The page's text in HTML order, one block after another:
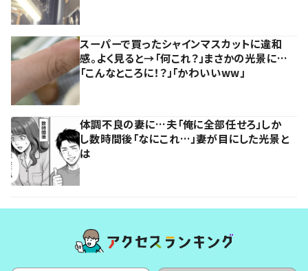
スーパーで買ったシャインマスカットに違和
感。よく見ると→「何これ？」まさかの光景に…
「こんなところに！？」「かわいいww」
体調不良の妻に…夫「俺に全部任せろ」しか
し数時間後「なにこれ…」妻が目にした光景と
は